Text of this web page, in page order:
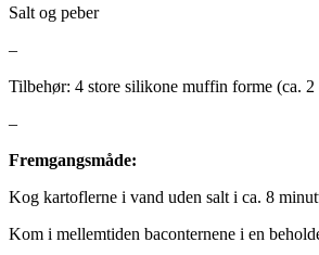
Salt og peber
–
Tilbehør: 4 store silikone muffin forme (ca.
–
Fremgangsmåde:
Kog kartoflerne i vand uden salt i ca. 8
Kom i mellemtiden baconternene i en